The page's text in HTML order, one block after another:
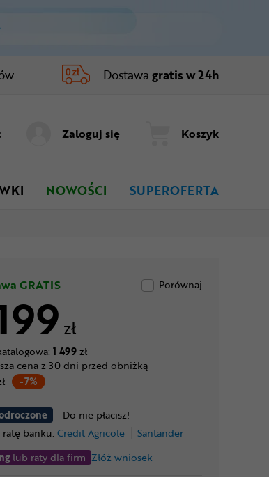
Dostawa gratis w 24h
Zaloguj się Koszyk
NOWOŚCI SUPEROFERTA
GRATIS Porównaj
zł
1 499zł
-7%
cena z 30 dni przed obniżką
Do nie płacisz!
banku: Credit Agricole
Santander
lub raty dla firm Złóż wniosek